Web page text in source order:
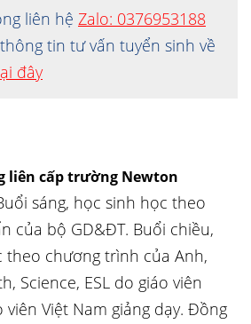
liên hệ Zalo: 0376953188
tin tư vấn tuyển sinh về
đây
liên cấp trường Newton
sáng, học sinh học theo
của bộ GD&ĐT. Buổi chiều,
theo chương trình của Anh,
Science, ESL do giáo viên
viên Việt Nam giảng dạy. Đồng